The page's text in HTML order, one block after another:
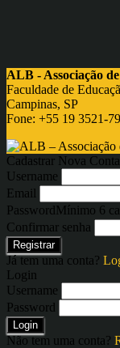
ALB - Associação
Faculdade de
Campinas, SP
Fone: +55 19 3521-
Cadastrar Nova Conta
Username
Email
PasswordMínimo 6
Confirmar senha
Registrar
Já tem uma conta?
Login
Username
Password
Login
Não tem uma conta?